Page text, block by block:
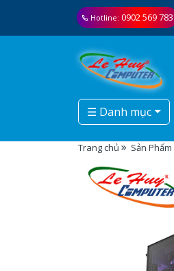
Hotline: 0902 569 783
☰ Danh mục
Trang chủ Sản Phẩm